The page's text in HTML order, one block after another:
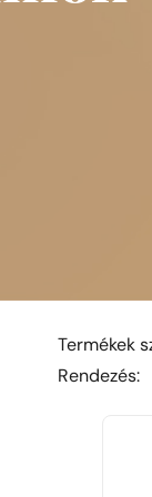
Termékek
Rendezés: